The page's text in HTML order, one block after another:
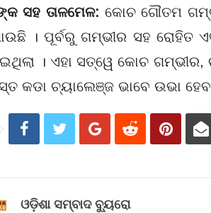
ସହ ତାଳମେଳ: କୋଚ ଗୌତମ
। ପୂର୍ବରୁ ଗମ୍ଭୀର ସହ
। ଏହା ସତ୍ୱେ କୋଚ
କଡା ଚ୍ୟାଲେଞ୍ଜ ଭାବେ ଉଭା ହେବ
ଓଡ଼ିଶା ସମ୍ବାଦ ବ୍ୟୁରୋ